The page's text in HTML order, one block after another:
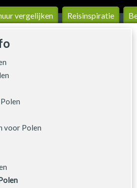
vergelijken Reis­inspiratie
voor Polen